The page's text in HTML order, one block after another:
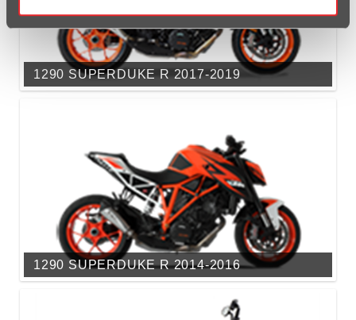
1290 SUPERDUKE R 2017-2019
1290 SUPERDUKE R 2014-2016